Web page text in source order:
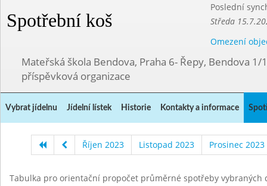
Spotřební koš
Poslední
Středa
Omezení
Mateřská škola Bendova, Praha 6- Řepy, Bendova 1/
příspěvková organizace
Vybrat jídelnu Jídelní lístek Historie Kontakty a informace
Říjen 2023 Listopad 2023 Prosinec 2023
Tabulka pro orientační propočet průměrné spotřeby